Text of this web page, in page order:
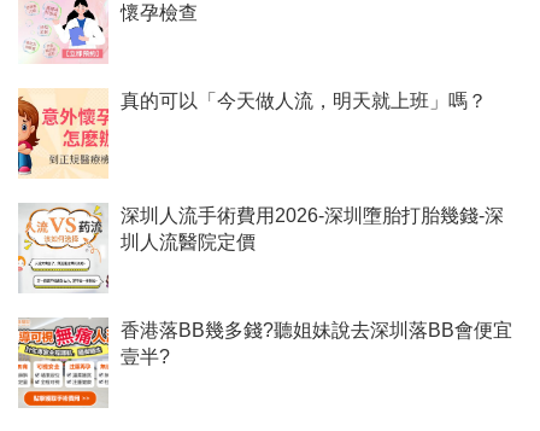
懷孕檢查
真的可以「今天做人流，明天就上班」嗎？
深圳人流手術費用2026-深圳墮胎打胎幾錢-深
圳人流醫院定價
香港落BB幾多錢?聽姐妹說去深圳落BB會便宜
壹半?